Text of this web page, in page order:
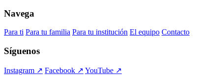
Navega
Para ti Para tu familia Para tu institución El equipo Contacto
Síguenos
Instagram ↗ Facebook ↗ YouTube ↗